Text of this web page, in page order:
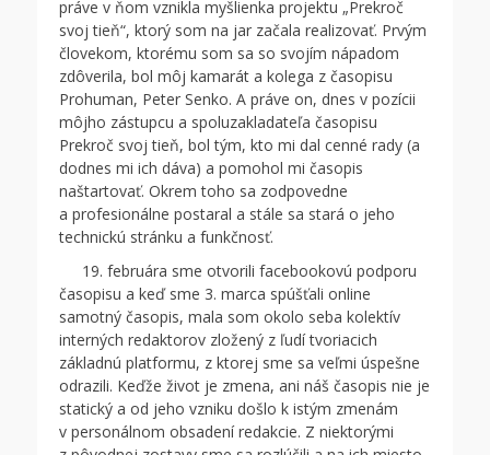
práve v ňom vznikla myšlienka projektu „Prekroč
svoj tieň“, ktorý som na jar začala realizovať. Prvým
človekom, ktorému som sa so svojím nápadom
zdôverila, bol môj kamarát a kolega z časopisu
Prohuman, Peter Senko. A práve on, dnes v pozícii
môjho zástupcu a spoluzakladateľa časopisu
Prekroč svoj tieň, bol tým, kto mi dal cenné rady (a
dodnes mi ich dáva) a pomohol mi časopis
naštartovať. Okrem toho sa zodpovedne
a profesionálne postaral a stále sa stará o jeho
technickú stránku a funkčnosť.
19. februára sme otvorili facebookovú podporu
časopisu a keď sme 3. marca spúšťali online
samotný časopis, mala som okolo seba kolektív
interných redaktorov zložený z ľudí tvoriacich
základnú platformu, z ktorej sme sa veľmi úspešne
odrazili. Keďže život je zmena, ani náš časopis nie je
statický a od jeho vzniku došlo k istým zmenám
v personálnom obsadení redakcie. Z niektorými